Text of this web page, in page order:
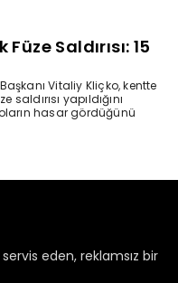
servis eden, reklamsız bir